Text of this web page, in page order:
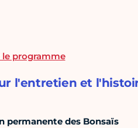
le programme
l'entretien et
permanente des Bonsaïs